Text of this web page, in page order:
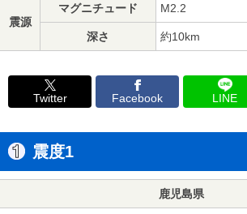
震源
マグニチュード M2.2
深さ 約10km
Twitter Facebook LINE
震度1
鹿児島県